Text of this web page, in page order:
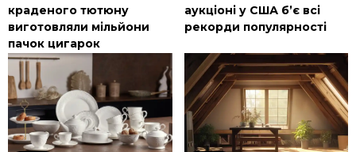
краденого тютюну
виготовляли мільйони
пачок цигарок
аукціоні у США б’є всі
рекорди популярності